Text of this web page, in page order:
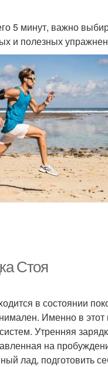
5 минут, важно
и полезных
Стоя
в состоянии
Именно в
Утренняя
на
лад, подготовить